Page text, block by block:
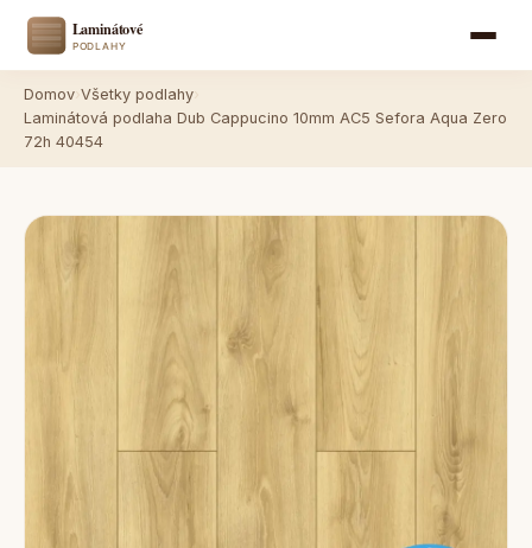
Domov Všetky podlahy
Laminátová podlaha Dub Cappucino 10mm AC5 Sefora Aqua Zero
72h 40454